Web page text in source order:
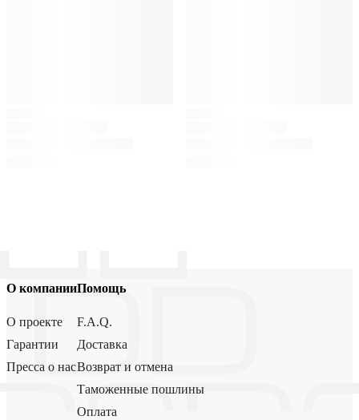
О компании
О проекте
Гарантии
Пресса о нас
Помощь
F.A.Q.
Доставка
Возврат и отмена
Таможенные пошлины
Оплата